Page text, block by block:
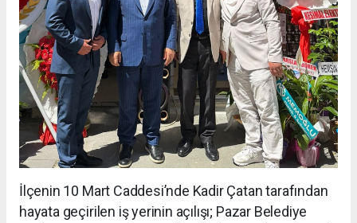
İlçenin 10 Mart Caddesi’nde Kadir Çatan tarafından
hayata geçirilen iş yerinin açılışı; Pazar Belediye